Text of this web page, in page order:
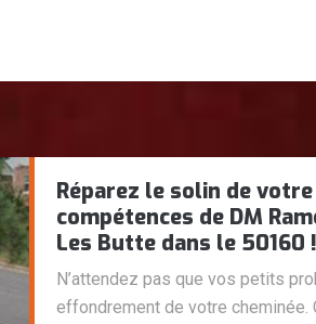
Réparez le solin de
compétences de DM
Les Butte dans le 50160 !
N’attendez pas que vos petits
effondrement de votre cheminée.